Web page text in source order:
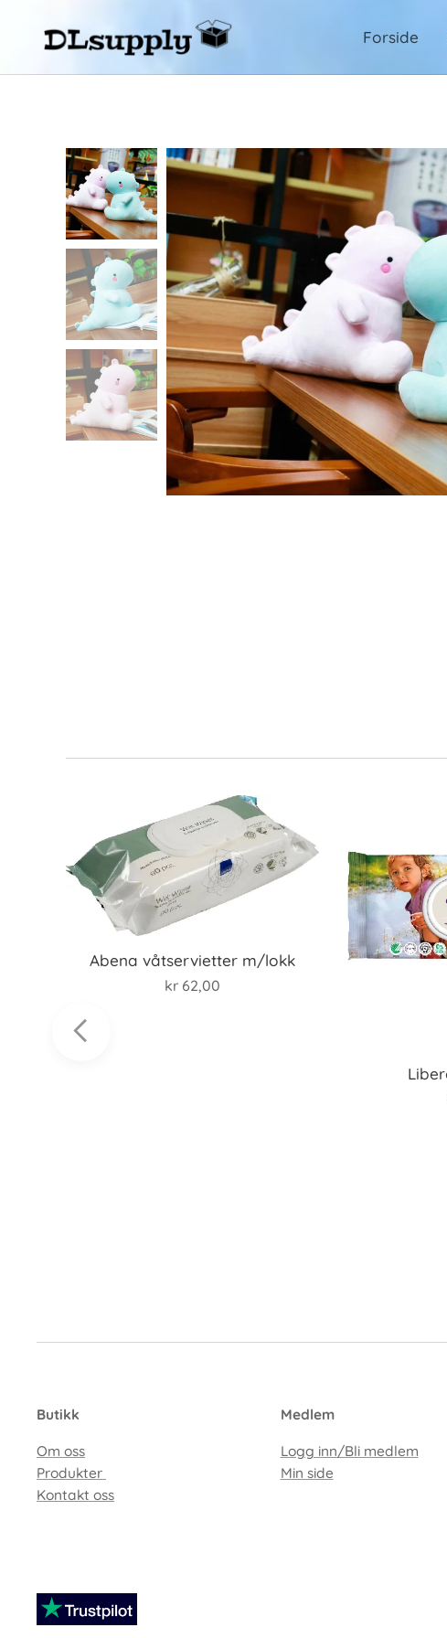
Forside
Abena våtservietter m/lokk
kr 62,00
Butikk
Om oss
Produkter
Kontakt oss
Medlem
Logg inn/Bli medlem
Min side